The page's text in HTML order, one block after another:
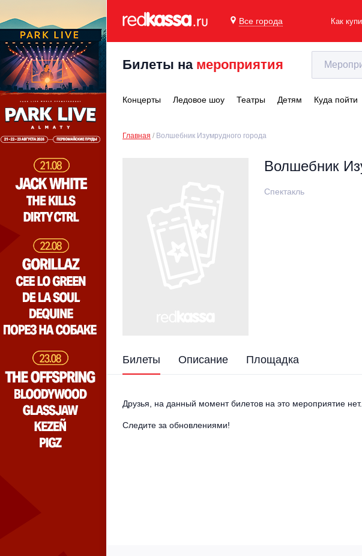
Все города Как
Билеты на мероприятия
Концерты Ледовое шоу Театры Детям Куда пойти
Главная Волшебник Изумрудного города
Волшебник
Спектакль
Билеты Описание Площадка
Друзья, на данный момент билетов на это мероприятие
Следите за обновлениями!